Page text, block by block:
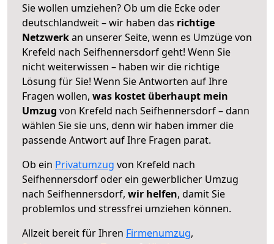
Sie wollen umziehen? Ob um die Ecke oder
deutschlandweit – wir haben das richtige
Netzwerkan unserer Seite, wenn es Umzüge von
Krefeld nach Seifhennersdorf geht! Wenn Sie
nicht weiterwissen – haben wir die richtige
Lösung für Sie! Wenn Sie Antworten auf Ihre
Fragen wollen, was kostet überhaupt mein
Umzug von Krefeld nach Seifhennersdorf – dann
wählen Sie sie uns, denn wir haben immer die
passende Antwort auf Ihre Fragen parat.
Ob ein Privatumzug von Krefeld nach
Seifhennersdorf oder ein gewerblicher Umzug
nach Seifhennersdorf, wir helfen, damit Sie
problemlos und stressfrei umziehen können.
Allzeit bereit für Ihren Firmenumzug,